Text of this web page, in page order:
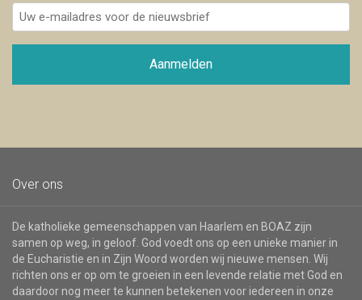
Uw
e-
mailadres
de
Aanmelden
Over ons
De katholieke gemeenschappen van Haarlem en BOAZ zijn
samen op weg, in geloof. God voedt ons op een unieke manier in
de Eucharistie en in Zijn Woord worden wij nieuwe mensen. Wij
richten ons er op om te groeien in een levende relatie met God en
daardoor nog meer te kunnen betekenen voor iedereen in onze